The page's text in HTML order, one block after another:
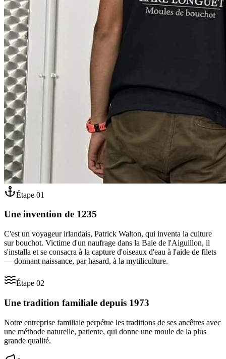
Étape 01
Une invention de 1235
C'est un voyageur irlandais, Patrick Walton, qui inventa la culture
sur bouchot. Victime d'un naufrage dans la Baie de l'Aiguillon, il
s'installa et se consacra à la capture d'oiseaux d'eau à l'aide de filets
— donnant naissance, par hasard, à la mytiliculture.
Étape 02
Une tradition familiale depuis 1973
Notre entreprise familiale perpétue les traditions de ses ancêtres avec
une méthode naturelle, patiente, qui donne une moule de la plus
grande qualité.